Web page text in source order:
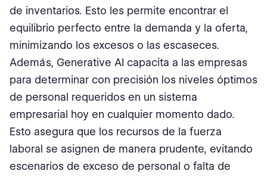
de inventarios. Esto les permite encontrar el
equilibrio perfecto entre la demanda y la oferta,
minimizando los excesos o las escaseces.
Además, Generative AI capacita a las empresas
para determinar con precisión los niveles óptimos
de personal requeridos en un sistema
empresarial hoy en cualquier momento dado.
Esto asegura que los recursos de la fuerza
laboral se asignen de manera prudente, evitando
escenarios de exceso de personal o falta de